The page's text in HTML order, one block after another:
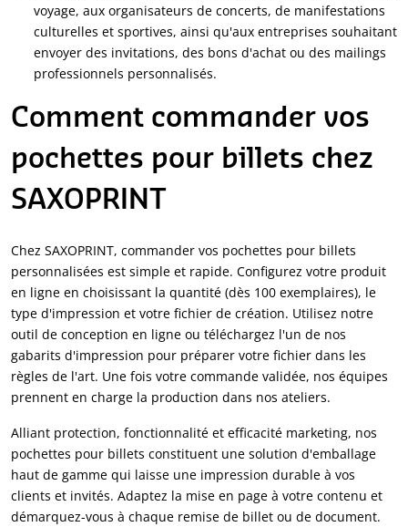
voyage, aux organisateurs de concerts, de manifestations
culturelles et sportives, ainsi qu'aux entreprises souhaitant
envoyer des invitations, des bons d'achat ou des mailings
professionnels personnalisés.
Comment commander vos
pochettes pour billets chez
SAXOPRINT
Chez SAXOPRINT, commander vos pochettes pour billets
personnalisées est simple et rapide. Configurez votre produit
en ligne en choisissant la quantité (dès 100 exemplaires), le
type d'impression et votre fichier de création. Utilisez notre
outil de conception en ligne ou téléchargez l'un de nos
gabarits d'impression pour préparer votre fichier dans les
règles de l'art. Une fois votre commande validée, nos équipes
prennent en charge la production dans nos ateliers.
Alliant protection, fonctionnalité et efficacité marketing, nos
pochettes pour billets constituent une solution d'emballage
haut de gamme qui laisse une impression durable à vos
clients et invités. Adaptez la mise en page à votre contenu et
démarquez-vous à chaque remise de billet ou de document.